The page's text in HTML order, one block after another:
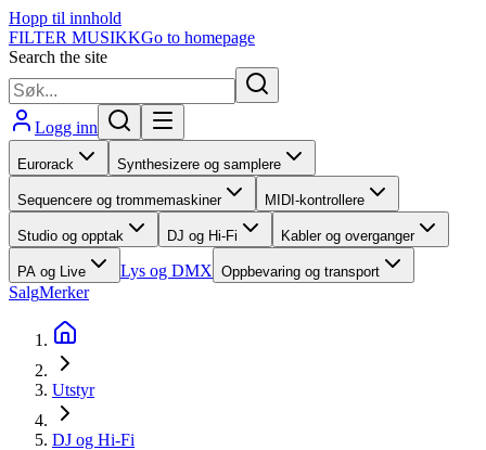
Hopp til innhold
FILTER MUSIKKGo to homepage
Search the site
Logg inn
Eurorack Synthesizere og samplere
Sequencere og trommemaskiner MIDI-kontrollere
Studio og opptak DJ og Hi-Fi Kabler og overganger
PA og Live Lys og DMX Oppbevaring og transport
SalgMerker
Utstyr
DJ og Hi-Fi